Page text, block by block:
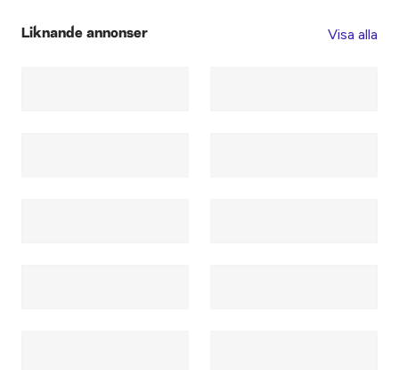
Liknande annonser Visa alla